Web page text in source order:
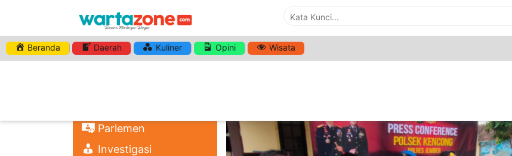
Beranda Daerah Kuliner Opini Wisata
Parlemen
Investigasi
HASHTAG:WARGA JEMBER